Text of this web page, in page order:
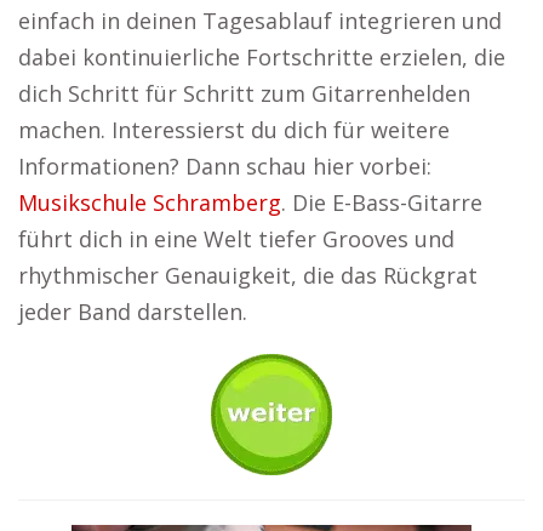
einfach in deinen Tagesablauf integrieren und
dabei kontinuierliche Fortschritte erzielen, die
dich Schritt für Schritt zum Gitarrenhelden
machen. Interessierst du dich für weitere
Informationen? Dann schau hier vorbei:
Musikschule Schramberg. Die E-Bass-Gitarre
führt dich in eine Welt tiefer Grooves und
rhythmischer Genauigkeit, die das Rückgrat
jeder Band darstellen.